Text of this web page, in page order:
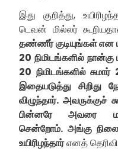
இது குறித்து,
டெவன் மில்லர்
தண்ணீர் குடியுங்கள்
20 நிமிடங்களில்
20 நிமிடங்களில்
இதையடுத்து சிறிது
விழுந்தார். அவருக்குச்
பின்னரே அவரை
சென்றோம். அங்கு
உயிரிழந்தார்எனத்